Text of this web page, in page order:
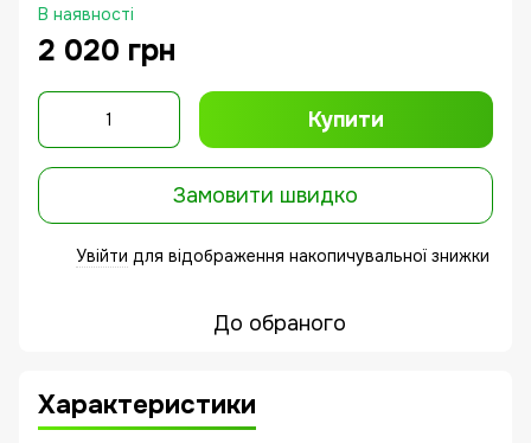
В наявності
2 020 грн
Купити
Замовити швидко
Увійти для відображення накопичувальної знижки
До обраного
Характеристики